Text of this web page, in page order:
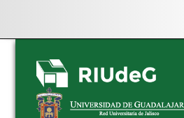
Skip
navigation